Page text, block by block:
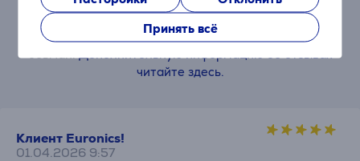
Принять всё
При написании отзыва просим соблюдать добрые
обычаи.Дополнительную информацию об отзывах
читайте здесь.
Клиент Euronics!
01.04.2026 9:57